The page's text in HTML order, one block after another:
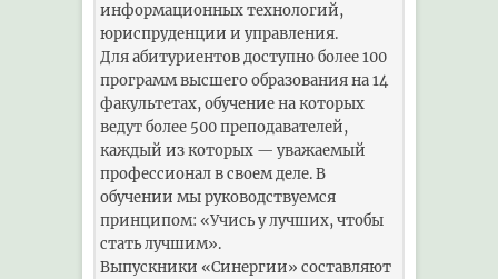
информационных технологий,
юриспруденции и управления.
Для абитуриентов доступно более 100
программ высшего образования на 14
факультетах, обучение на которых
ведут более 500 преподавателей,
каждый из которых — уважаемый
профессионал в своем деле. В
обучении мы руководствуемся
принципом: «Учись у лучших, чтобы
стать лучшим».
Выпускники «Синергии» составляют